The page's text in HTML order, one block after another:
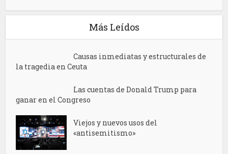
Más Leídos
Causas inmediatas y estructurales de
la tragedia en Ceuta
Las cuentas de Donald Trump para
ganar en el Congreso
Viejos y nuevos usos del
«antisemitismo»